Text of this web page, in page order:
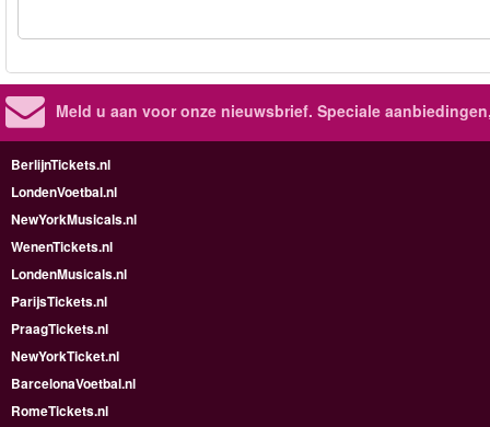
Meld u aan voor onze nieuwsbrief. Speciale
BerlijnTickets.nl
LondenVoetbal.nl
NewYorkMusicals.nl
WenenTickets.nl
LondenMusicals.nl
ParijsTickets.nl
PraagTickets.nl
NewYorkTicket.nl
BarcelonaVoetbal.nl
RomeTickets.nl